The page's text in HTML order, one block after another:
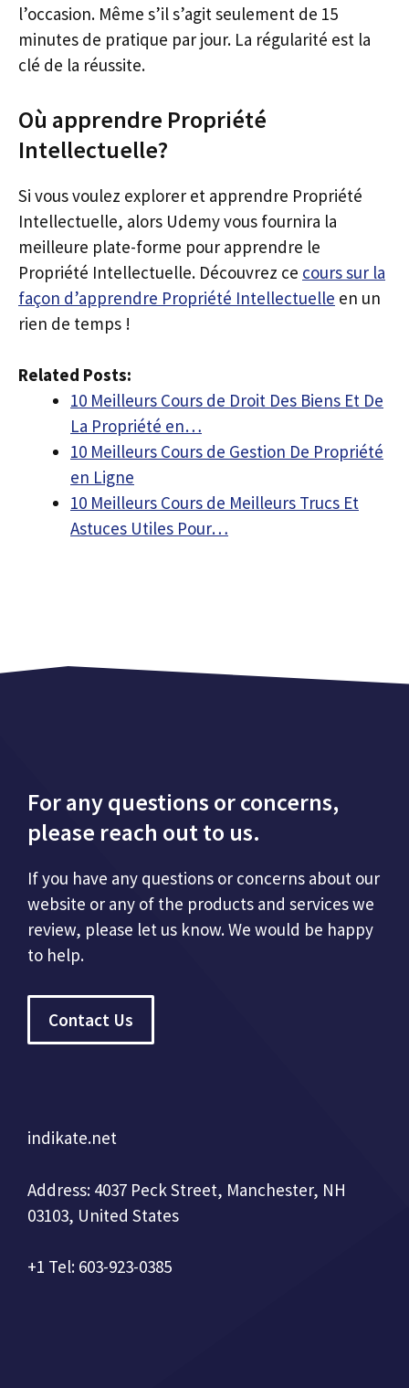
l’occasion. Même s’il s’agit seulement de 15
minutes de pratique par jour. La régularité est la
clé de la réussite.
Où apprendre Propriété
Intellectuelle?
Si vous voulez explorer et apprendre Propriété
Intellectuelle, alors Udemy vous fournira la
meilleure plate-forme pour apprendre le
Propriété Intellectuelle. Découvrez ce cours sur la
façon d’apprendre Propriété Intellectuelle en un
rien de temps !
Related Posts:
10 Meilleurs Cours de Droit Des Biens Et De
La Propriété en…
10 Meilleurs Cours de Gestion De Propriété
en Ligne
10 Meilleurs Cours de Meilleurs Trucs Et
Astuces Utiles Pour…
For any questions or concerns,
please reach out to us.
If you have any questions or concerns about our
website or any of the products and services we
review, please let us know. We would be happy
to help.
Contact Us
indikate.net
Address: 4037 Peck Street, Manchester, NH
03103, United States
+1 Tel: 603-923-0385